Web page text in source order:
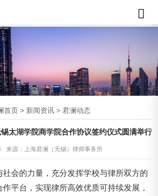
首页 > 新闻资讯 > 君澜动态
太湖学院商学院合作协议签约仪式圆满举行
来源：上海君澜（无锡）律师事务所
社会的力量，充分发挥学校与律所双方的
平台，实现律所高效优质可持续发展，